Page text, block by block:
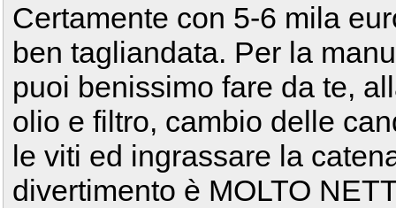
Certamente con 5-6 mila
ben tagliandata. Per la
puoi benissimo fare da te,
olio e filtro, cambio delle
le viti ed ingrassare la
divertimento è MOLTO